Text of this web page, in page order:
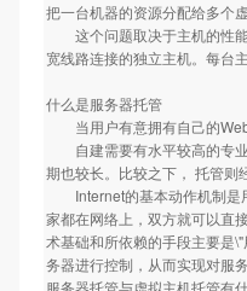
把一台机器的资源分配给多个
这个问题取决于主机的性能
宽线路连接的独立主机。每台
什么是服务器托管
当用户有意拥有自己的Web
自建需要有水平较高的专业
期也较长。比较之下， 托管则
Internet的基本动作机制是
家都在网络上，双方就可以直
术基础和所依赖的手段主要是
务器进行控制，从而实现对服
服务器托管与虚拟主机托管有